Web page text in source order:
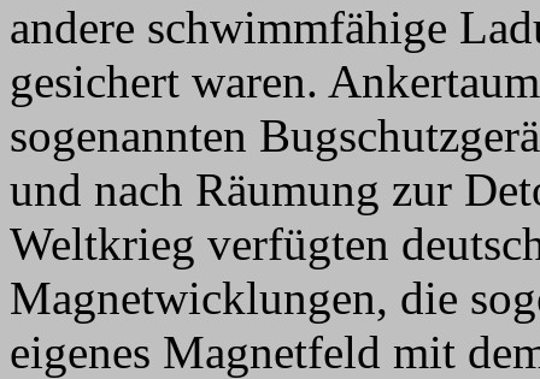
andere schwimmfähige
gesichert waren.
sogenannten
und nach Räumung zur
Weltkrieg verfügten
Magnetwicklungen, die
eigenes Magnetfeld mit